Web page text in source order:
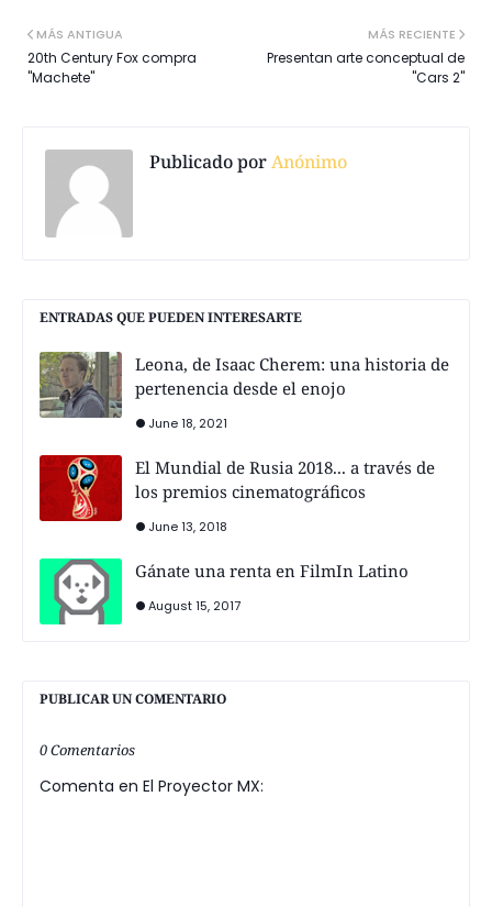
MÁS RECIENTE
Presentan arte conceptual de
"Cars 2"
MÁS ANTIGUA
20th Century Fox compra
"Machete"
Publicado porAnónimo
ENTRADAS QUE PUEDEN INTERESARTE
Leona, de Isaac Cherem: una historia de
pertenencia desde el enojo
June 18, 2021
El Mundial de Rusia 2018... a través de
los premios cinematográficos
June 13, 2018
Gánate una renta en FilmIn Latino
August 15, 2017
PUBLICAR UN COMENTARIO
0 Comentarios
Comenta en El Proyector MX: